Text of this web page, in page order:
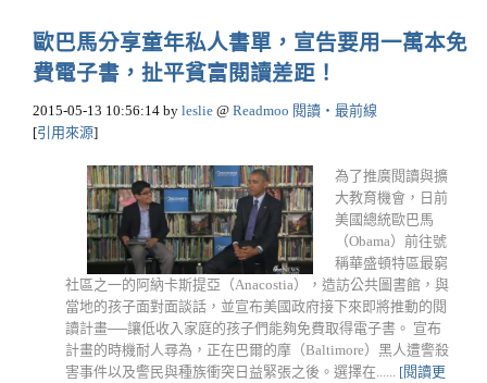
歐巴馬分享童年私人書單，宣告要用一萬本免
費電子書，扯平貧富閱讀差距！
2015-05-13 10:56:14 by leslie @ Readmoo 閱讀‧最前線
[引用來源]
為了推廣閱讀與擴
大教育機會，日前
美國總統歐巴馬
（Obama）前往號
稱華盛頓特區最窮
社區之一的阿納卡斯提亞（Anacostia），造訪公共圖書館，與
當地的孩子面對面談話，並宣布美國政府接下來即將推動的閱
讀計畫──讓低收入家庭的孩子們能夠免費取得電子書。 宣布
計畫的時機耐人尋為，正在巴爾的摩（Baltimore）黑人遭警殺
害事件以及警民與種族衝突日益緊張之後。選擇在...... [閱讀更